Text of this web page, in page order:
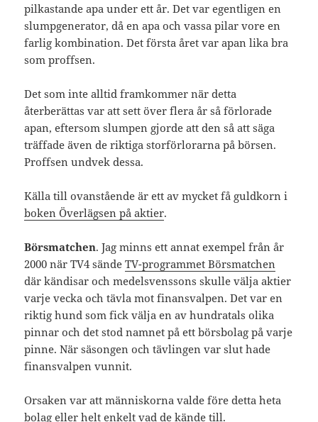
pilkastande apa under ett år. Det var egentligen en
slumpgenerator, då en apa och vassa pilar vore en
farlig kombination. Det första året var apan lika bra
som proffsen.
Det som inte alltid framkommer när detta
återberättas var att sett över flera år så förlorade
apan, eftersom slumpen gjorde att den så att säga
träffade även de riktiga storförlorarna på börsen.
Proffsen undvek dessa.
Källa till ovanstående är ett av mycket få guldkorn i
boken Överlägsen på aktier.
Börsmatchen. Jag minns ett annat exempel från år
2000 när TV4 sändeTV-programmet Börsmatchen
där kändisar och medelsvenssons skulle välja aktier
varje vecka och tävla mot finansvalpen. Det var en
riktig hund som fick välja en av hundratals olika
pinnar och det stod namnet på ett börsbolag på varje
pinne. När säsongen och tävlingen var slut hade
finansvalpen vunnit.
Orsaken var att människorna valde före detta heta
bolag eller helt enkelt vad de kände till.